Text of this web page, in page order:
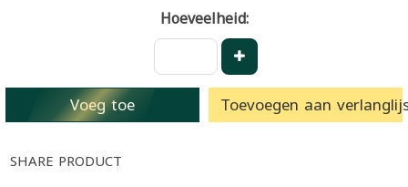
Hoeveelheid:
Voeg toe Toevoegen aan
SHARE PRODUCT